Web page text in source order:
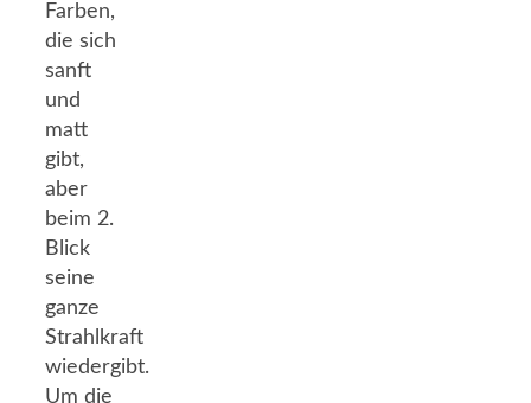
Farben,
die sich
sanft
und
matt
gibt,
aber
beim 2.
Blick
seine
ganze
Strahlkraft
wiedergibt.
Um die